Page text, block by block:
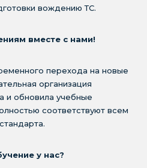
вождению ТС.
вместе с нами!
перехода на новые
организация
и обновила учебные
соответствуют всем
у нас?